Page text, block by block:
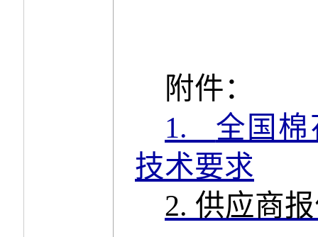
附件：
1. 全国
技术要求
2. 供应商